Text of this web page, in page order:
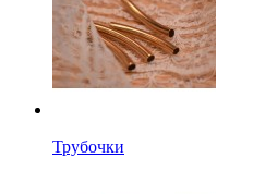
Трубочки